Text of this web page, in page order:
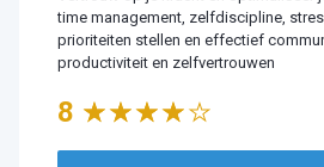
time management, zelfdiscipline,
prioriteiten stellen en effectief
productiviteit en zelfvertrouwen
8